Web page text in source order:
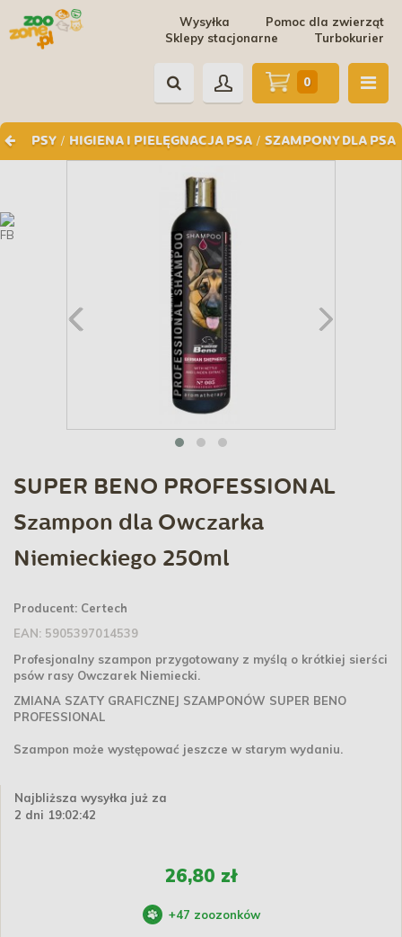
Pomoc dla zwierząt
Wysyłka
Turbokurier
Sklepy stacjonarne
PSY / HIGIENA I PIELĘGNACJA PSA / SZAMPONY DLA PSA
0
SUPER BENO PROFESSIONAL
Szampon dla Owczarka
Niemieckiego 250ml
Producent: Certech
EAN: 5905397014539
Profesjonalny szampon przygotowany z myślą o krótkiej sierści
psów rasy Owczarek Niemiecki.
ZMIANA SZATY GRAFICZNEJ SZAMPONÓW SUPER BENO
PROFESSIONAL
Szampon może występować jeszcze w starym wydaniu.
Najbliższa wysyłka już za
2 dni 19:02:41
26,80 zł
+47 zoozonków